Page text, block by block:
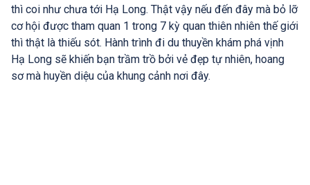
thì coi như chưa tới Hạ Long. Thật vậy nếu đến đây mà bỏ lỡ
cơ hội được tham quan 1 trong 7 kỳ quan thiên nhiên thế giới
thì thật là thiếu sót. Hành trình đi du thuyền khám phá vịnh
Hạ Long sẽ khiến bạn trầm trồ bởi vẻ đẹp tự nhiên, hoang
sơ mà huyền diệu của khung cảnh nơi đây.